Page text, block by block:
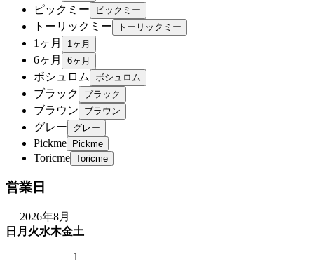
ピックミー
トーリックミー
1ヶ月
6ヶ月
ボシュロム
ブラック
ブラウン
グレー
Pickme
Toricme
営業日
2026年8月
日 月 火水木金土
1